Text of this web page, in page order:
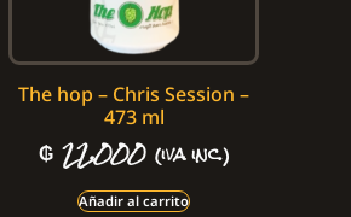
The hop – Chris Session –
473 ml
₲22.000 (iva inc.)
Añadir al carrito